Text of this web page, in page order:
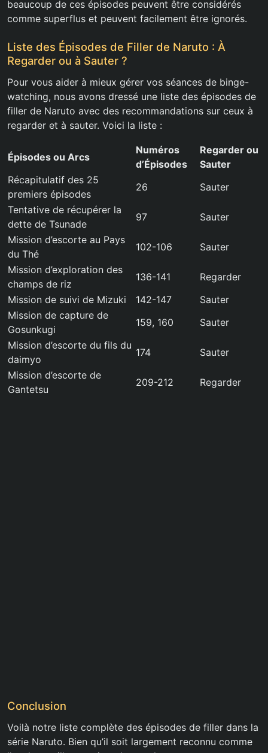
beaucoup de ces épisodes peuvent être considérés
comme superflus et peuvent facilement être ignorés.
Liste des Épisodes de Filler de Naruto : À
Regarder ou à Sauter ?
Pour vous aider à mieux gérer vos séances de binge-
watching, nous avons dressé une liste des épisodes de
filler de Naruto avec des recommandations sur ceux à
regarder et à sauter. Voici la liste :
Épisodes ou Arcs
Numéros
d’Épisodes
Regarder ou
Sauter
Récapitulatif des 25
premiers épisodes
26
Sauter
Tentative de récupérer la
dette de Tsunade
97
Sauter
Mission d’escorte au Pays
du Thé
102-106
Sauter
Mission d’exploration des
champs de riz
136-141
Regarder
Mission de suivi de Mizuki
142-147
Sauter
Mission de capture de
Gosunkugi
159, 160
Sauter
Mission d’escorte du fils du
daimyo
174
Sauter
Mission d’escorte de
Gantetsu
209-212 Regarder
Conclusion
Voilà notre liste complète des épisodes de filler dans la
série Naruto. Bien qu’il soit largement reconnu comme